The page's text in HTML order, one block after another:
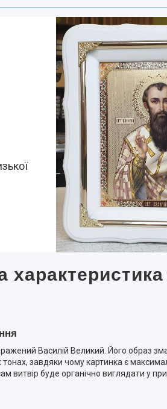
Василій Великий. Його образ
тонах, завдяки чому картинка є
витвір буде органічно виглядати у